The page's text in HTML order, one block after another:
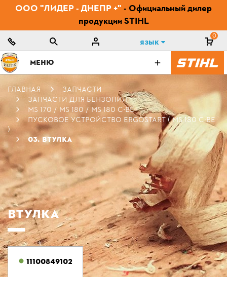
ООО "ЛИДЕР - ДНЕПР +" - Официальный дилер
продукции STIHL
Язык
0
МЕНЮ
ГЛАВНАЯ
ЗАПЧАСТИ
ЗАПЧАСТИ ДЛЯ БЕНЗОПИЛ
MS 170 / MS 180 / MS 180 C-BE
ПУСКОВОЕ УСТРОЙСТВО ERGOSTART ( MS 180 C-BE
)
03. ВТУЛКА
ВТУЛКА
11100849102